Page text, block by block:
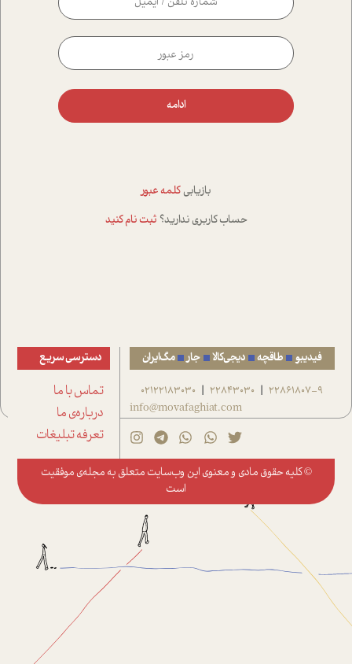
ادامه
بازیابی کلمه عبور
حساب کاربری ندارید؟ ثبت نام کنید
فیدیبو طاقچه دیجی‌کالا جار مگ‌ایران
22861807-9
|
22843030
|
02122183030
info@movafaghiat.com
دسترسی سریع
تماس با ما
درباره‌ی ما
تعرفه تبلیغات
© کلیه حقوق مادی و معنوی این وب‌سایت متعلق به مجله‌ی موفقیت
است